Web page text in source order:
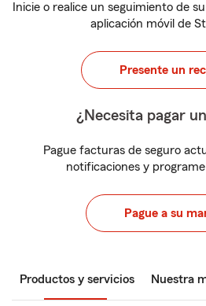
Inicie o realice un seguimiento de
aplicación móvil de
Presente un
¿Necesita pagar
Pague facturas de seguro
notificaciones y
Pague a su
Productos y servicios Nuestra